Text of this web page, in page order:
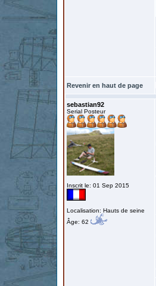
Revenir en haut de page
sebastian92
Serial Posteur
Inscrit le: 01 Sep 2015
Localisation: Hauts de seine
Âge: 62